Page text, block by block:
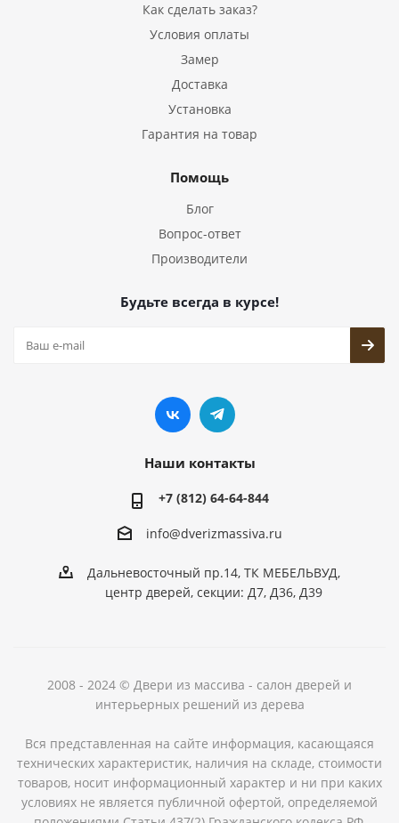
Как сделать заказ?
Условия оплаты
Замер
Доставка
Установка
Гарантия на товар
Помощь
Блог
Вопрос-ответ
Производители
Будьте всегда в курсе!
Наши контакты
+7 (812) 64-64-844
info@dverizmassiva.ru
Дальневосточный пр.14, ТК МЕБЕЛЬВУД,
центр дверей, секции: Д7, Д36, Д39
2008 - 2024 © Двери из массива - салон дверей и
интерьерных решений из дерева
Вся представленная на сайте информация, касающаяся
технических характеристик, наличия на складе, стоимости
товаров, носит информационный характер и ни при каких
условиях не является публичной офертой, определяемой